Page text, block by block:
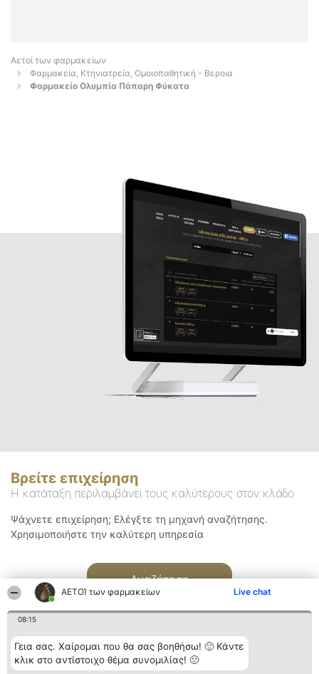
ΑΕΤΟΊ των φαρμακείων Live chat
08:15
Γεια σας. Χαίρομαι που θα σας βοηθήσω! 🙂 Κάντε
κλικ στο αντίστοιχο θέμα συνομιλίας! 🙂
Αετοί των φαρμακείων
Φαρμακεία, Κτηνιατρεία, Ομοιοπαθητική - Βεροια
Φαρμακείο Ολυμπία Πάπαρη Φύκατα
Βρείτε επιχείρηση
Η κατάταξη περιλαμβάνει τους καλύτερους στον κλάδο
Ψάχνετε επιχείρηση; Ελέγξτε τη μηχανή αναζήτησης.
Χρησιμοποιήστε την καλύτερη υπηρεσία
Αναζήτηση